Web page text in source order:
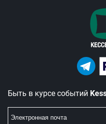
Быть в курсе событий